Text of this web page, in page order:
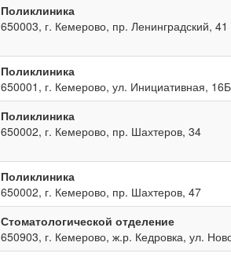
Поликлиника
650003, г. Кемерово, пр. Ленинградский, 41
Поликлиника
650001, г. Кемерово, ул. Инициативная, 16Б
Поликлиника
650002, г. Кемерово, пр. Шахтеров, 34
Поликлиника
650002, г. Кемерово, пр. Шахтеров, 47
Стоматологической отделение
650903, г. Кемерово, ж.р. Кедровка, ул.